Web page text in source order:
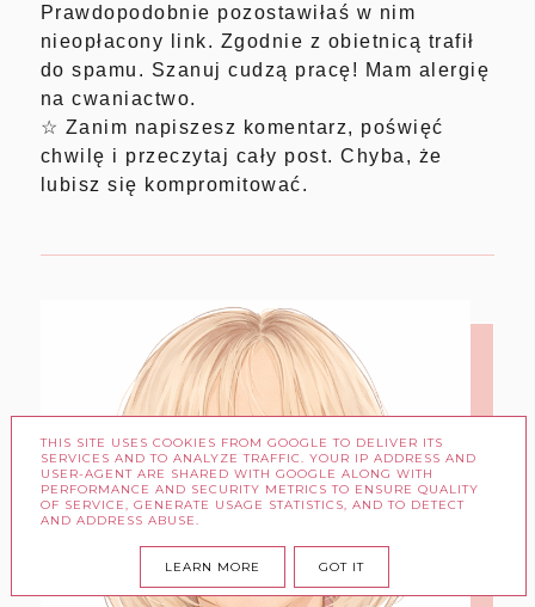
Prawdopodobnie pozostawiłaś w nim
nieopłacony link. Zgodnie z obietnicą trafił
do spamu. Szanuj cudzą pracę! Mam alergię
na cwaniactwo.
☆ Zanim napiszesz komentarz, poświęć
chwilę i przeczytaj cały post. Chyba, że
lubisz się kompromitować.
THIS SITE USES COOKIES FROM GOOGLE TO DELIVER ITS
SERVICES AND TO ANALYZE TRAFFIC. YOUR IP ADDRESS AND
USER-AGENT ARE SHARED WITH GOOGLE ALONG WITH
PERFORMANCE AND SECURITY METRICS TO ENSURE QUALITY
OF SERVICE, GENERATE USAGE STATISTICS, AND TO DETECT
AND ADDRESS ABUSE.
LEARN MORE GOT IT